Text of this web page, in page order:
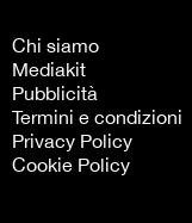
Chi siamo
Mediakit
Pubblicità
Termini e condizioni
Privacy Policy
Cookie Policy